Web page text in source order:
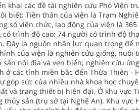
khai các đề tài nghiên cứu Phó Viện
biết: Tiền thân của viện là Trạm
số viên chức, lao động của viện là
trình độ cao: 74 người có trình độ
Ðây là nguồn nhân lực quan trọng để
của viện là nghiên cứu giống, nuôi
nội địa và ven biển; nghiên cứu
ở các tỉnh miền bắc đến Thừa Thiên -
góp sức của nhiều nhà khoa học
và trang thiết bị hiện đại. Ở khu vực
sản (trụ sở tại Nghệ An). Khu vực